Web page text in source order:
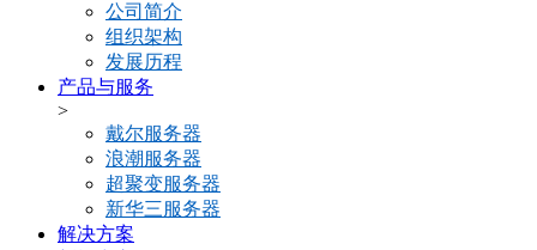
公司简介
组织架构
发展历程
产品与服务
>
戴尔服务器
浪潮服务器
超聚变服务器
新华三服务器
解决方案